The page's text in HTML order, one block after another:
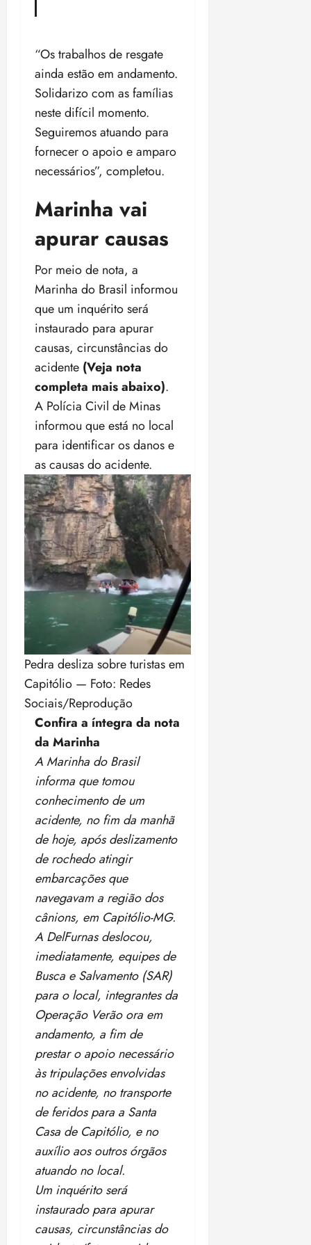
“Os trabalhos de resgate
ainda estão em andamento.
Solidarizo com as famílias
neste difícil momento.
Seguiremos atuando para
fornecer o apoio e amparo
necessários”, completou.
Marinha vai
apurar causas
Por meio de nota, a
Marinha do Brasil informou
que um inquérito será
instaurado para apurar
causas, circunstâncias do
acidente (Veja nota
completa mais abaixo).
A Polícia Civil de Minas
informou que está no local
para identificar os danos e
as causas do acidente.
Pedra desliza sobre turistas em
Capitólio — Foto: Redes
Sociais/Reprodução
Confira a íntegra da nota
da Marinha
A Marinha do Brasil
informa que tomou
conhecimento de um
acidente, no fim da manhã
de hoje, após deslizamento
de rochedo atingir
embarcações que
navegavam a região dos
cânions, em Capitólio-MG.
A DelFurnas deslocou,
imediatamente, equipes de
Busca e Salvamento (SAR)
para o local, integrantes da
Operação Verão ora em
andamento, a fim de
prestar o apoio necessário
às tripulações envolvidas
no acidente, no transporte
de feridos para a Santa
Casa de Capitólio, e no
auxílio aos outros órgãos
atuando no local.
Um inquérito será
instaurado para apurar
causas, circunstâncias do